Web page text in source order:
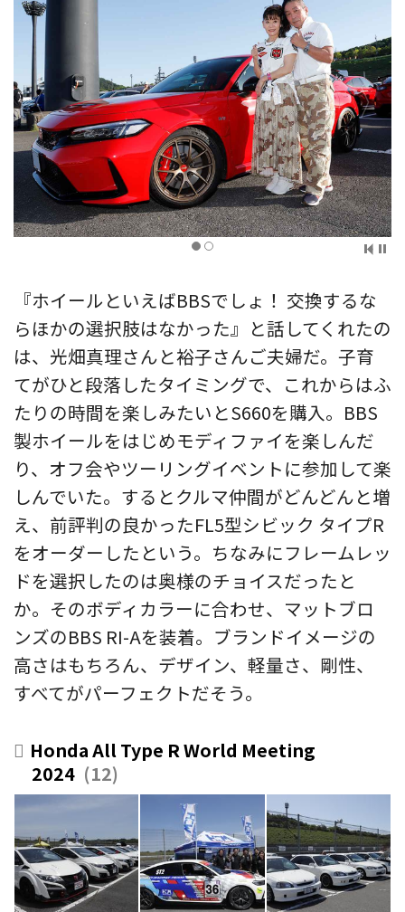
『ホイールといえばBBSでしょ！ 交換するな
らほかの選択肢はなかった』と話してくれたの
は、光畑真理さんと裕子さんご夫婦だ。子育
てがひと段落したタイミングで、これからはふ
たりの時間を楽しみたいとS660を購入。BBS
製ホイールをはじめモディファイを楽しんだ
り、オフ会やツーリングイベントに参加して楽
しんでいた。するとクルマ仲間がどんどんと増
え、前評判の良かったFL5型シビック タイプR
をオーダーしたという。ちなみにフレームレッ
ドを選択したのは奥様のチョイスだったと
か。そのボディカラーに合わせ、マットブロ
ンズのBBS RI-Aを装着。ブランドイメージの
高さはもちろん、デザイン、軽量さ、剛性、
すべてがパーフェクトだそう。
Honda All Type R World Meeting
2024
12